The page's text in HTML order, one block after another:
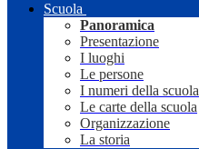
Scuola
Panoramica
Presentazione
I luoghi
Le persone
I numeri della scuola
Le carte della scuola
Organizzazione
La storia